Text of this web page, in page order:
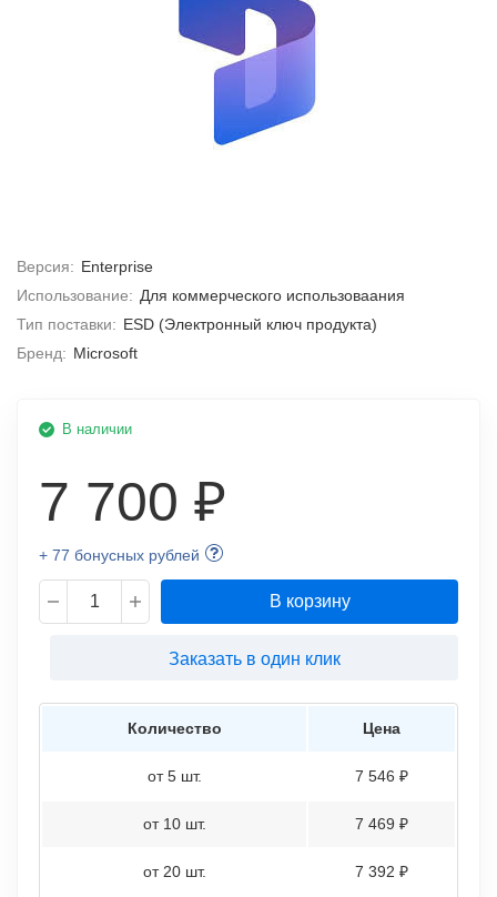
Версия: Enterprise
Использование: Для коммерческого использоваания
Тип поставки: ESD (Электронный ключ продукта)
Бренд: Microsoft
В наличии
7 700 ₽
+ 77 бонусных рублей
В корзину
Заказать в один клик
Количество Цена
от 5 шт. 7 546 ₽
от 10 шт. 7 469 ₽
от 20 шт. 7 392 ₽